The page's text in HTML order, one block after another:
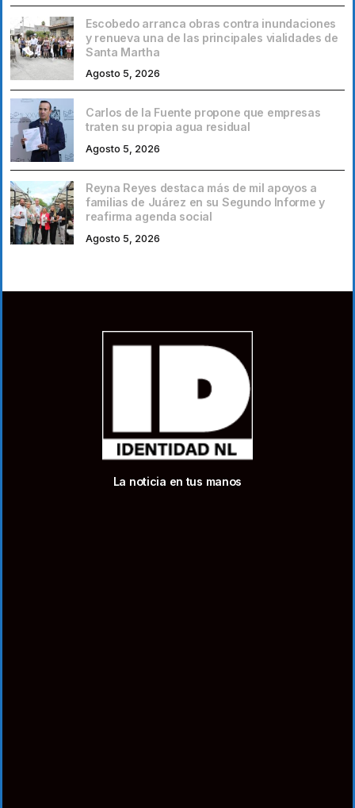
Escobedo arranca obras contra inundaciones
y renueva una de las principales vialidades de
Santa Martha
Agosto 5, 2026
Carlos de la Fuente propone que empresas
traten su propia agua residual
Agosto 5, 2026
Reyna Reyes destaca más de mil apoyos a
familias de Juárez en su Segundo Informe y
reafirma agenda social
Agosto 5, 2026
La noticia en tus manos